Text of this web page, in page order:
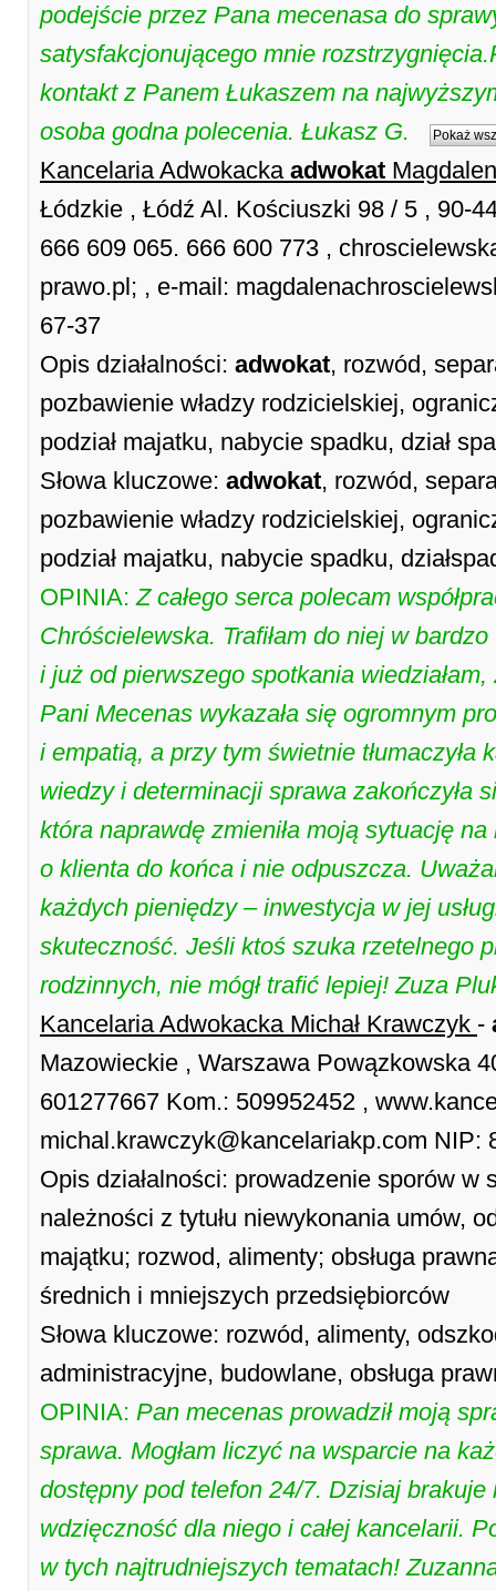
podejście przez Pana mecenasa do
satysfakcjonującego mnie
kontakt z Panem Łukaszem na
osoba godna polecenia. Łukasz G.
Pokaż
Kancelaria Adwokacka adwokat
Łódzkie , Łódź Al. Kościuszki 98 / 5 , 90-
666 609 065. 666 600 773 ,
prawo.pl; , e-mail:
67-37
Opis działalności: adwokat, rozwód,
pozbawienie władzy rodzicielskiej,
podział majatku, nabycie spadku, dział
Słowa kluczowe: adwokat, rozwód,
pozbawienie władzy rodzicielskiej,
podział majatku, nabycie spadku,
OPINIA:Z całego serca polecam
Chróścielewska. Trafiłam do niej w
i już od pierwszego spotkania
Pani Mecenas wykazała się ogromnym
i empatią, a przy tym świetnie tłumaczyła
wiedzy i determinacji sprawa zakończyła
która naprawdę zmieniła moją sytuację
o klienta do końca i nie odpuszcza.
każdych pieniędzy – inwestycja w jej
skuteczność. Jeśli ktoś szuka rzetelnego
rodzinnych, nie mógł trafić lepiej! Zuza
Kancelaria Adwokacka Michał Krawczyk -
Mazowieckie , Warszawa Powązkowska
601277667 Kom.: 509952452 ,
michal.krawczyk@kancelariakp.com NIP:
Opis działalności: prowadzenie sporów
należności z tytułu niewykonania umów,
majątku; rozwod, alimenty; obsługa
średnich i mniejszych przedsiębiorców
Słowa kluczowe: rozwód, alimenty,
administracyjne, budowlane, obsługa
OPINIA: Pan mecenas prowadził moją
sprawa. Mogłam liczyć na wsparcie na
dostępny pod telefon 24/7. Dzisiaj brakuje
wdzięczność dla niego i całej kancelarii.
w tych najtrudniejszych tematach!